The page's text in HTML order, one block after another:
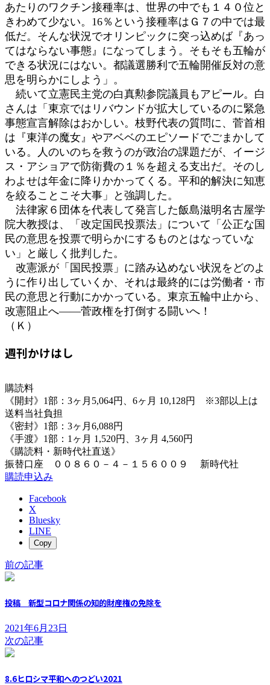
あたりのワクチン接種率は、世界の中でも１４０位と
きわめて少ない。16％という接種率はＧ７の中では最
低だ。そんな状況でオリンピックに突っ込めば『あっ
てはならない事態』になってしまう。そもそも五輪が
できる状況にはない。都議選勝利で五輪開催反対の意
思を明らかにしよう」。
続いて立憲民主党の白真勲参院議員もアピール。白
さんは「東京ではリバウンドが拡大しているのに緊急
事態宣言解除はおかしい。枝野代表の質問に、菅首相
は『東洋の魔女』やアベベのエピソードでごまかして
いる。人のいのちを救うのが政治の課題だが、イージ
ス・アショアで防衛費の１％を超える支出だ。そのし
わよせは年金に降りかかってくる。平和的解決に知恵
を絞ることこそ大事」と強調した。
法律家６団体を代表して発言した飯島滋明名古屋学
院大教授は、「改定国民投票法」について「公正な国
民の意思を投票で明らかにするものとはなっていな
い」と厳しく批判した。
改憲派が「国民投票」に踏み込めない状況をどのよ
うに作り出していくか、それは最終的には労働者・市
民の意思と行動にかかっている。東京五輪中止から、
改憲阻止へ――菅政権を打倒する闘いへ！
（Ｋ）
週刊かけはし
購読料
《開封》1部：3ヶ月5,064円、6ヶ月 10,128円 ※3部以上は
送料当社負担
《密封》1部：3ヶ月6,088円
《手渡》1部：1ヶ月 1,520円、3ヶ月 4,560円
《購読料・新時代社直送》
振替口座 ００８６０－４－１５６００９ 新時代社
購読申込み
Facebook
X
Bluesky
LINE
Copy
前の記事
投稿 新型コロナ関係の知的財産権の免除を
2021年6月23日
次の記事
8.6ヒロシマ平和へのつどい2021